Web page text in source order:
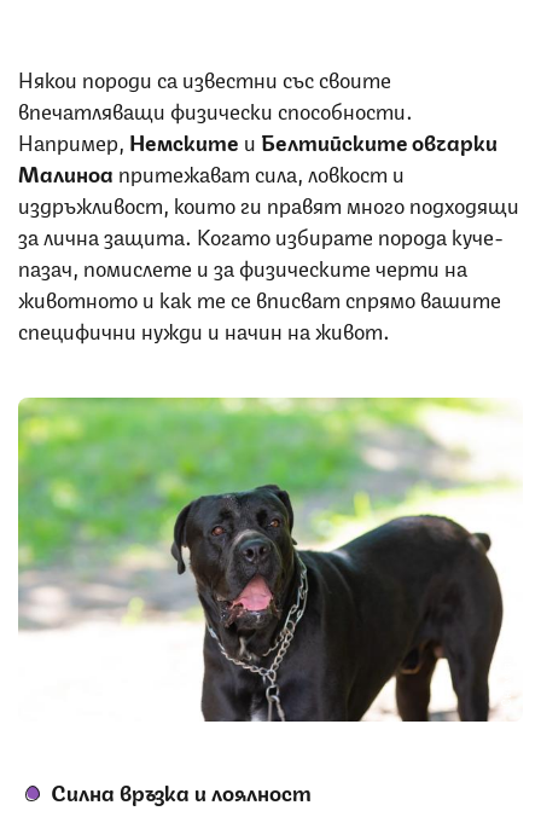
Някои породи са известни със своите
впечатляващи физически способности.
Например, Немските и Белтийските овчарки
Малиноа притежават сила, ловкост и
издръжливост, които ги правят много подходящи
за лична защита. Когато избирате порода куче-
пазач, помислете и за физическите черти на
животното и как те се вписват спрямо вашите
специфични нужди и начин на живот.
Снимка: iStock
Силна връзка и лоялност